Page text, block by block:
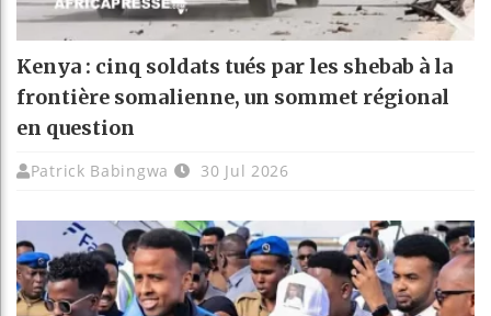
Kenya : cinq soldats tués par les shebab à la
frontière somalienne, un sommet régional
en question
Patrick Babingwa 30 Jul 2026